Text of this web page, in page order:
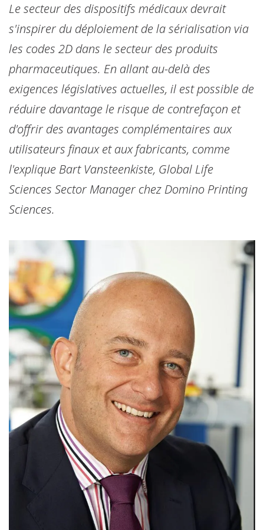
Le secteur des dispositifs médicaux devrait
s'inspirer du déploiement de la sérialisation via
les codes 2D dans le secteur des produits
pharmaceutiques. En allant au-delà des
exigences législatives actuelles, il est possible de
réduire davantage le risque de contrefaçon et
d'offrir des avantages complémentaires aux
utilisateurs finaux et aux fabricants, comme
l'explique Bart Vansteenkiste, Global Life
Sciences Sector Manager chez Domino Printing
Sciences.